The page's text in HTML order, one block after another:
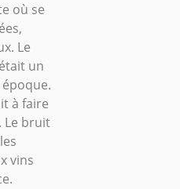
où se
Le
un
à faire
Le bruit
vins